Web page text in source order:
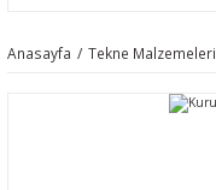
Anasayfa Tekne Malzemeleri